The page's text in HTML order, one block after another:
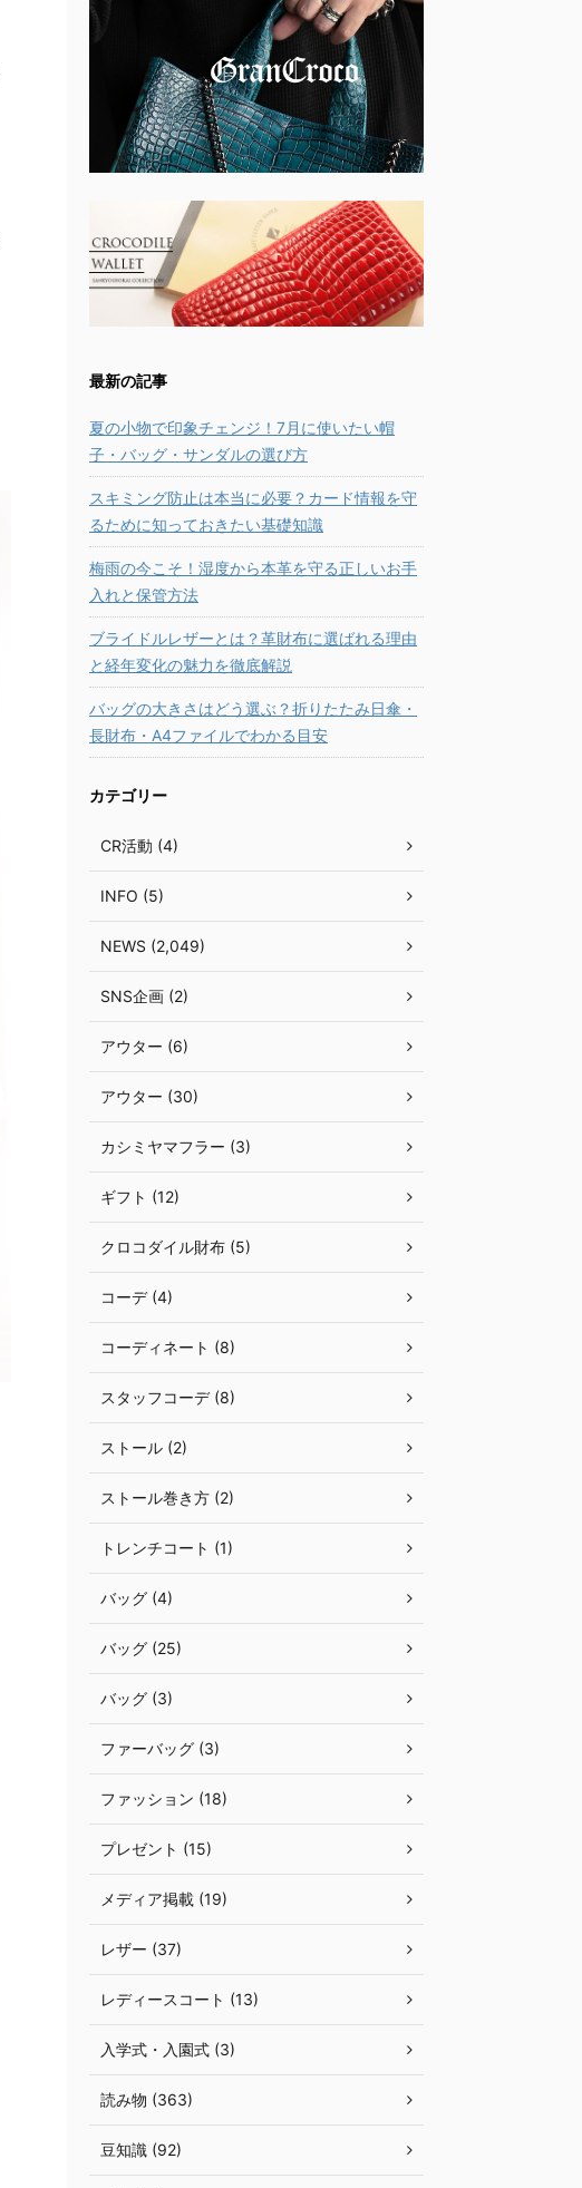
最新の記事
夏の小物で印象チェンジ！7月に使いたい帽
子・バッグ・サンダルの選び方
スキミング防止は本当に必要？カード情報を守
るために知っておきたい基礎知識
梅雨の今こそ！湿度から本革を守る正しいお手
入れと保管方法
ブライドルレザーとは？革財布に選ばれる理由
と経年変化の魅力を徹底解説
バッグの大きさはどう選ぶ？折りたたみ日傘・
長財布・A4ファイルでわかる目安
カテゴリー
CR活動 (4)
INFO (5)
NEWS (2,049)
SNS企画 (2)
アウター (6)
アウター (30)
カシミヤマフラー (3)
ギフト (12)
クロコダイル財布 (5)
コーデ (4)
コーディネート (8)
スタッフコーデ (8)
ストール (2)
ストール巻き方 (2)
トレンチコート (1)
バッグ (4)
バッグ (25)
バッグ (3)
ファーバッグ (3)
ファッション (18)
プレゼント (15)
メディア掲載 (19)
レザー (37)
レディースコート (13)
入学式・入園式 (3)
読み物 (363)
豆知識 (92)